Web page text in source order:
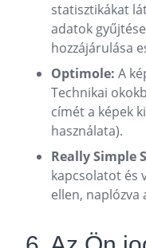
statisztikákat
adatok
hozzájárulása
Optimole: A
Technikai
címét a képek
használata).
Really Simple
kapcsolatot és
ellen, naplózva